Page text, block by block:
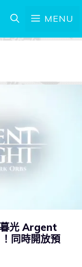
MENU
暮光 Argent
同時開放預